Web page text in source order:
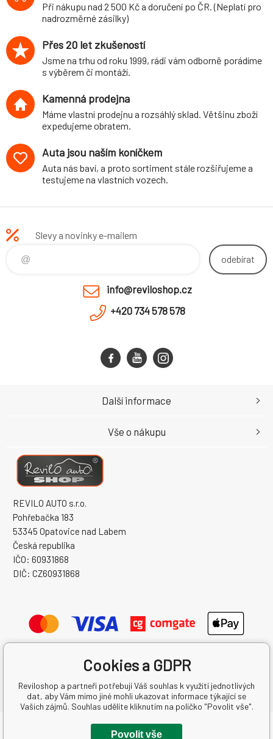
EE, 9 / 87-9 / 91)
Při nákupu nad 2 500 Kč a doručení po ČR. (Neplatí pro
nadrozměrné zásilky)
Přes 20 let zkušeností
Jsme na trhu od roku 1999, rádi vám odborně porádíme
s výběrem či montáží.
Kamenná prodejna
Máme vlastní prodejnu a rozsáhlý sklad. Většinu zboží
expedujeme obratem.
Auta jsou naším koníčkem
Auta nás baví, a proto sortiment stále rozšiřujeme a
testujeme na vlastních vozech.
Slevy a novinky e-mailem
odebírat
info@reviloshop.cz
+420 734 578 578
REVILO AUTO s.r.o.
Pohřebačka 183
53345 Opatovice nad Labem
Česká republika
IČO: 60931868
DIČ: CZ60931868
Další informace
Vše o nákupu
Copyright © 2026 REVILO AUTO s.r.o.
Cookies a GDPR
Reviloshop a partneři potřebují Váš souhlas k využití jednotlivých
dat, aby Vám mimo jiné mohli ukazovat informace týkající se
Vašich zájmů. Souhlas udělíte kliknutím na políčko "Povolit vše".
Povolit vše